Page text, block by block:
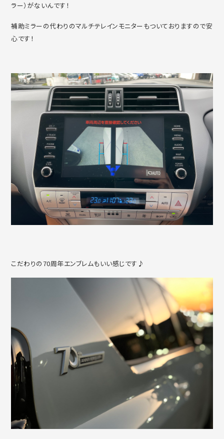
ラー）がないんです！
補助ミラーの代わりのマルチテレインモニターもついておりますので安
心です！
こだわりの70周年エンブレムもいい感じです♪